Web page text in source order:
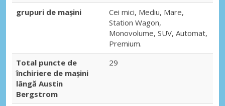
grupuri de mașini
Cei mici, Mediu, Mare,
Station Wagon,
Monovolume, SUV, Automat,
Premium.
Total puncte de
închiriere de mașini
lângă Austin
Bergstrom
29